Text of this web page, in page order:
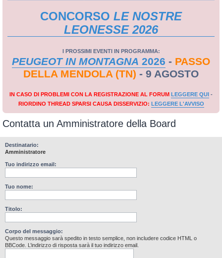
CONCORSO LE NOSTRE
LEONESSE 2026
I PROSSIMI EVENTI IN PROGRAMMA:
PEUGEOT IN MONTAGNA 2026 - PASSO
DELLA MENDOLA (TN) - 9 AGOSTO
IN CASO DI PROBLEMI CON LA REGISTRAZIONE AL FORUM LEGGERE QUI -
RIORDINO THREAD SPARSI CAUSA DISSERVIZIO: LEGGERE L'AVVISO
Contatta un Amministratore della Board
Destinatario:
Amministratore
Tuo indirizzo email:
Tuo nome:
Titolo:
Corpo del messaggio:
Questo messaggio sarà spedito in testo semplice, non includere codice HTML o
BBCode. L’indirizzo di risposta sarà il tuo indirizzo email.